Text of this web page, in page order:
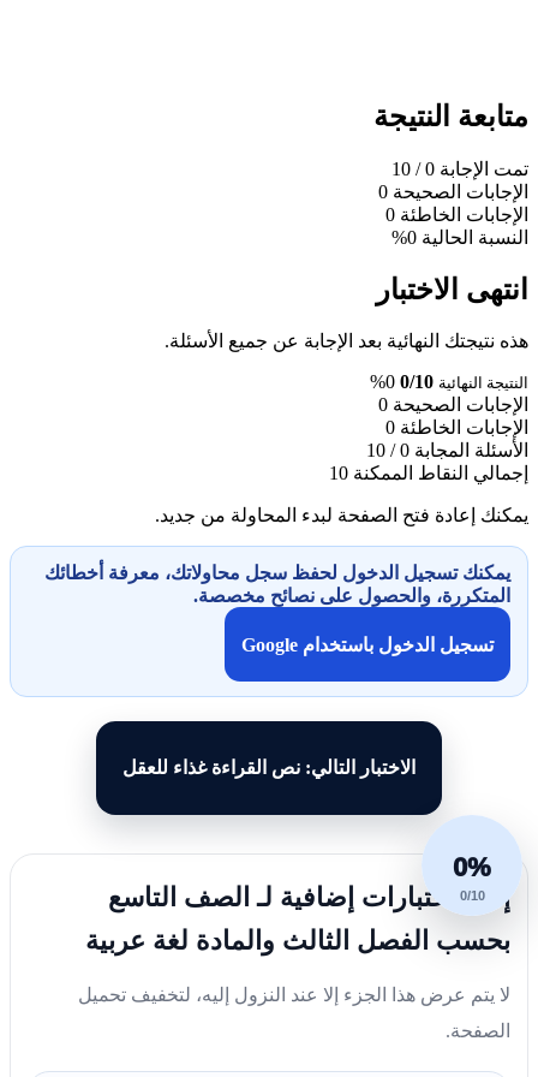
متابعة النتيجة
تمت الإجابة 0
/ 10
الإجابات الصحيحة 0
الإجابات الخاطئة 0
النسبة الحالية 0%
انتهى الاختبار
هذه نتيجتك النهائية بعد الإجابة عن جميع الأسئلة.
النتيجة النهائية 0/10
0%
الإجابات الصحيحة 0
الإجابات الخاطئة 0
الأسئلة المجابة 0 / 10
إجمالي النقاط الممكنة 10
يمكنك إعادة فتح الصفحة لبدء المحاولة من جديد.
يمكنك تسجيل الدخول لحفظ سجل محاولاتك، معرفة أخطائك
المتكررة، والحصول على نصائح مخصصة.
تسجيل الدخول باستخدام Google
الاختبار التالي: نص القراءة غذاء للعقل
0%
0/10
إليك اختبارات إضافية لـ الصف التاسع
بحسب الفصل الثالث والمادة لغة عربية
لا يتم عرض هذا الجزء إلا عند النزول إليه، لتخفيف تحميل
الصفحة.